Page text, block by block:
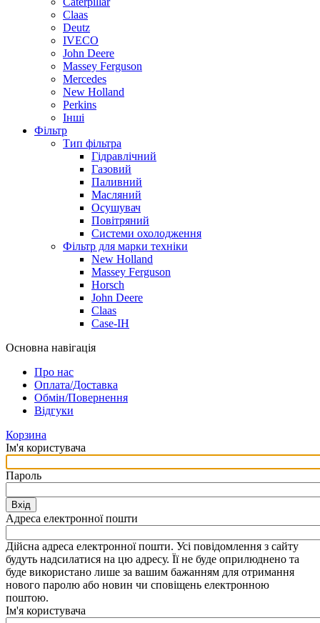
Claas
Deutz
IVECO
John Deere
Massey Ferguson
Mercedes
New Holland
Perkins
Інші
Фільтр
Тип фільтра
Гідравлічний
Газовий
Паливний
Масляний
Осушувач
Повітряний
Системи охолодження
Фільтр для марки техніки
New Holland
Massey Ferguson
Horsch
John Deere
Claas
Case-IH
Основна навігація
Про нас
Оплата/Доставка
Обмін/Повернення
Відгуки
Корзина
Ім'я користувача
Пароль
Вхід
Адреса електронної пошти
Дійсна адреса електронної пошти. Усі повідомлення з сайту
будуть надсилатися на цю адресу. Її не буде оприлюднено та
буде використано лише за вашим бажанням для отримання
нового паролю або новин чи сповіщень електронною
поштою.
Ім'я користувача